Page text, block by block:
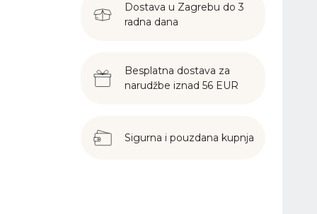
Dostava u Zagrebu do 3
radna dana
Besplatna dostava za
narudžbe iznad 56 EUR
Sigurna i pouzdana kupnja